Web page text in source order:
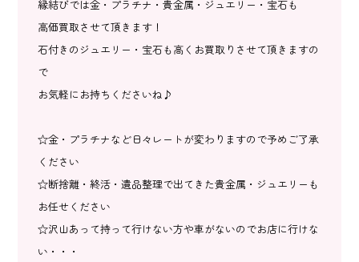
縁結びでは金・プラチナ・貴金属・ジュエリー・宝石も
高価買取させて頂きます！
石付きのジュエリー・宝石も高くお買取りさせて頂きますの
で
お気軽にお持ちくださいね♪
☆金・プラチナなど日々レートが変わりますので予めご了承
ください
☆断捨離・終活・遺品整理で出てきた貴金属・ジュエリーも
お任せください
☆沢山あって持って行けない方や車がないのでお店に行けな
い・・・